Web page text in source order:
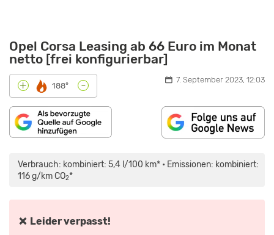
Opel Corsa Leasing ab 66 Euro im Monat
netto [frei konfigurierbar]
+ 188° - 7. September 2023, 12:03
Verbrauch: kombiniert: 5,4 l/100 km* • Emissionen: kombiniert:
116 g/km CO2*
❌ Leider verpasst!
MAPS.GOOGLE.DE
ANZEIGEN
1.2
TURBO:
WAS
OPEL-
KLEID?